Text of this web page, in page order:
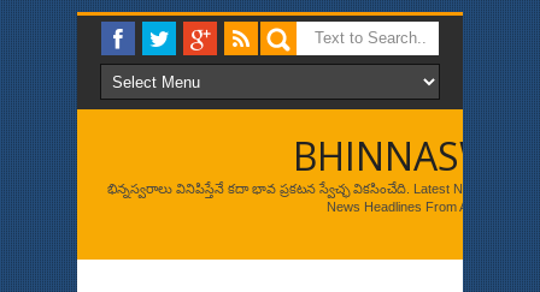
భిన్నస్వరాలు వినిపిస్తేనే కదా భావ ప్రకటన స్వేచ్ఛ వికసించేది. Latest News, Breaking
News Headlines From Around The